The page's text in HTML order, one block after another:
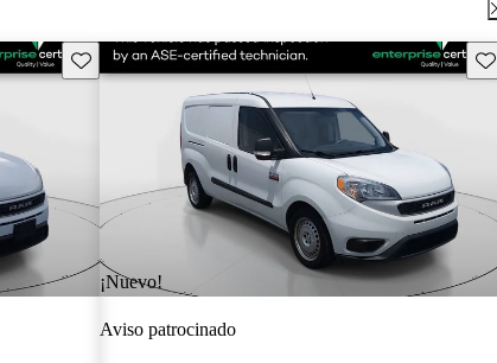
Guarda este Aviso
¡Nuevo!
Aviso patrocinado